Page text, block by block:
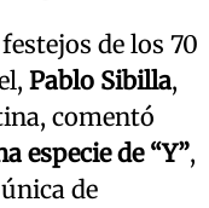
de los 70
Pablo Sibilla,
comentó
especie de “Y”,
de